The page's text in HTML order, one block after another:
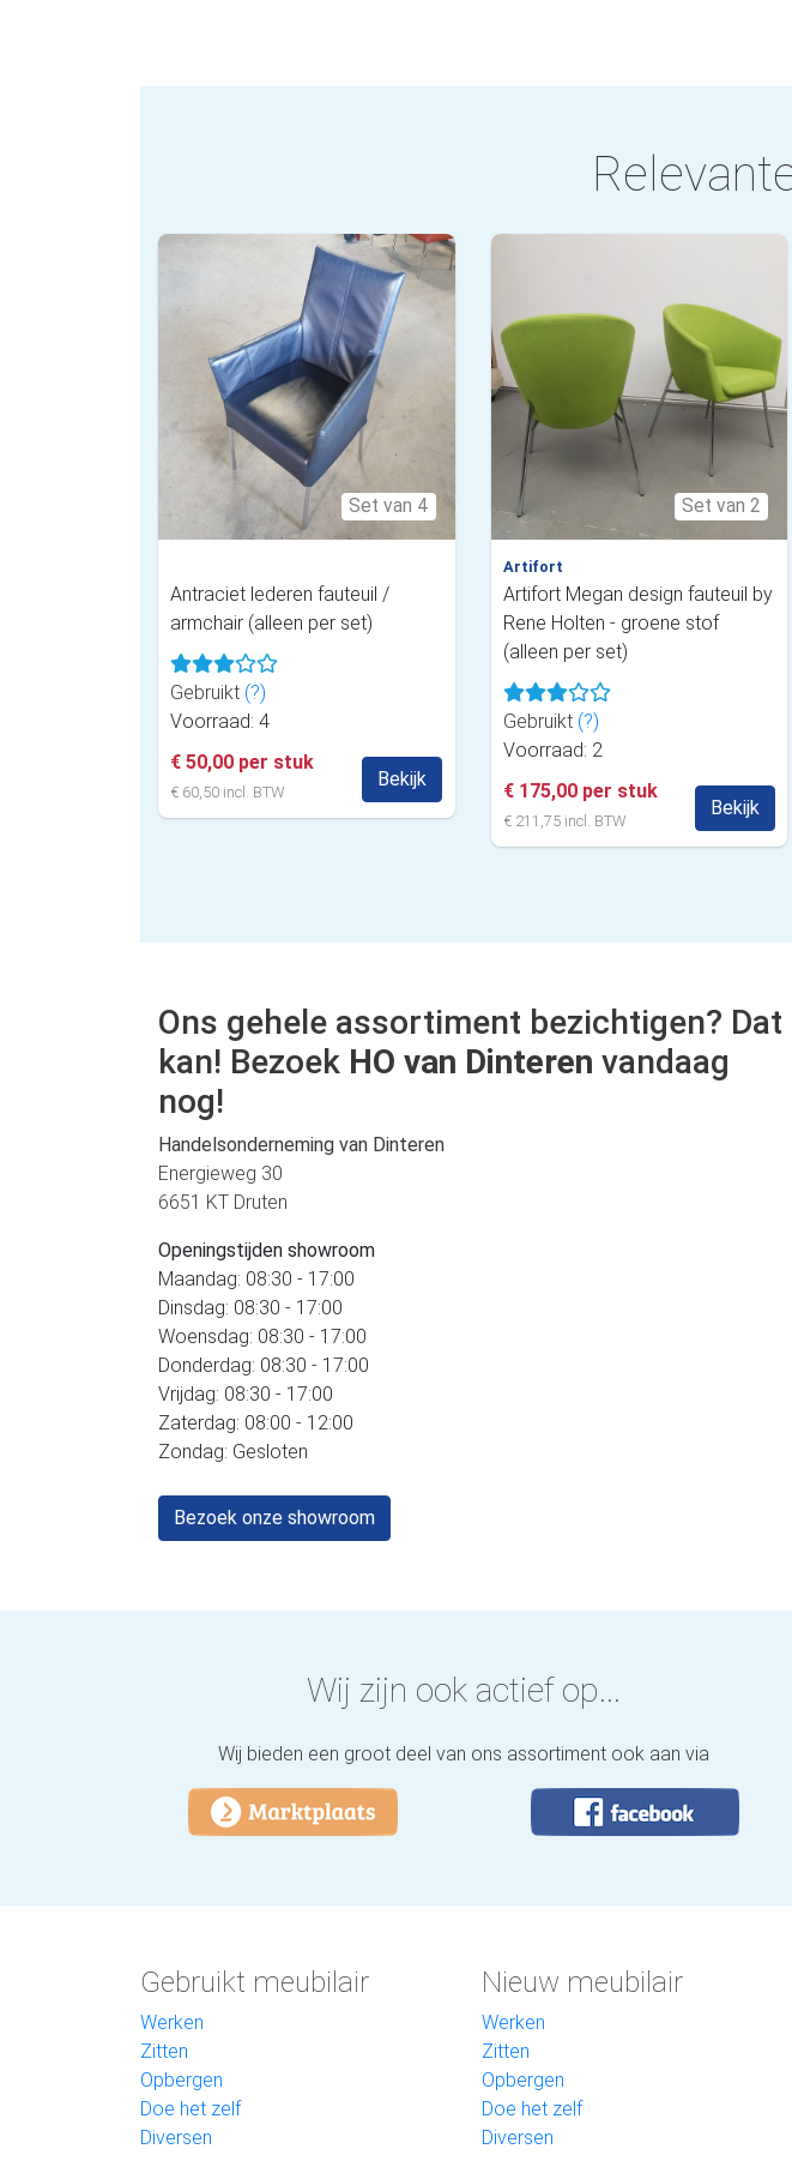
Set van 4
Antraciet lederen fauteuil /
armchair (alleen per set)
Gebruikt (?)
Voorraad: 4
€ 50,00 per stuk
€ 60,50 incl. BTW
Bekijk
Set van 2
Artifort
Artifort Megan design fauteuil by
Rene Holten - groene stof
(alleen per set)
Gebruikt (?)
Voorraad: 2
€ 175,00 per stuk
€ 211,75 incl. BTW
Bekijk
Ons gehele assortiment bezichtigen? Dat
kan! Bezoek HO van Dinteren vandaag
nog!
Handelsonderneming van Dinteren
Energieweg 30
6651 KT Druten
Openingstijden showroom
Maandag: 08:30 - 17:00
Dinsdag: 08:30 - 17:00
Woensdag: 08:30 - 17:00
Donderdag: 08:30 - 17:00
Vrijdag: 08:30 - 17:00
Zaterdag: 08:00 - 12:00
Zondag: Gesloten
Bezoek onze showroom
Wij zijn ook actief op...
Wij bieden een groot deel van ons assortiment ook aan via
Gebruikt meubilair
Werken
Zitten
Opbergen
Doe het zelf
Diversen
Nieuw meubilair
Werken
Zitten
Opbergen
Doe het zelf
Diversen